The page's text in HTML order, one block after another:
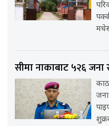
सीमा नाकाबाट ५२६ जना